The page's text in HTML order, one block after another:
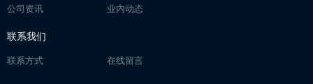
公司资讯 业内动态
联系我们
联系方式 在线留言